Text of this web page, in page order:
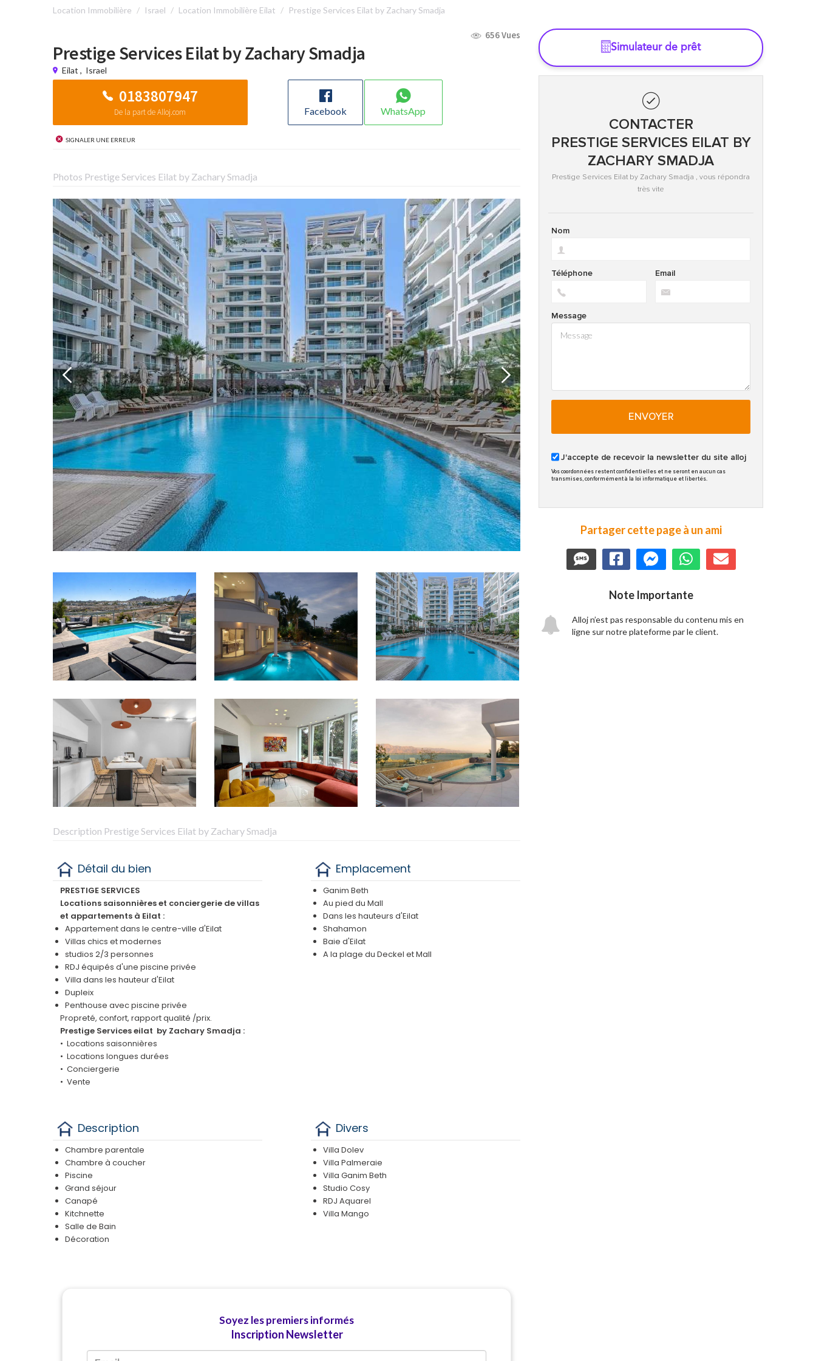
Location Immobilière Israel Location Immobilière Eilat Prestige Services Eilat by Zachary Smadja
656 Vues
Prestige Services Eilat by Zachary Smadja
Eilat , Israel
0183807947
De la part de Alloj.com Facebook WhatsApp
Signaler une erreur
Photos Prestige Services Eilat by Zachary Smadja
Description Prestige Services Eilat by Zachary Smadja
Détail du bien
PRESTIGE SERVICES
Locations saisonnières et conciergerie de villas
et appartements à Eilat :
Appartement dans le centre-ville d'Eilat
Villas chics et modernes
studios 2/3 personnes
RDJ équipés d'une piscine privée
Villa dans les hauteur d'Eilat
Dupleix
Penthouse avec piscine privée
Propreté, confort, rapport qualité /prix.
Prestige Services eilat by Zachary Smadja :
•⁠ ⁠⁠Locations saisonnières
•⁠ ⁠⁠Locations longues durées
•⁠ ⁠⁠Conciergerie
•⁠ ⁠⁠Vente
Emplacement
Ganim Beth
Au pied du Mall
Dans les hauteurs d'Eilat
Shahamon
Baie d'Eilat
A la plage du Deckel et Mall
Description
Chambre parentale
Chambre à coucher
Piscine
Grand séjour
Canapé
Kitchnette
Salle de Bain
Décoration
Divers
Villa Dolev
Villa Palmeraie
Villa Ganim Beth
Studio Cosy
RDJ Aquarel
Villa Mango
Soyez les premiers informés
Inscription Newsletter
Simulateur de prêt
CONTACTER
PRESTIGE SERVICES EILAT BY
ZACHARY SMADJA
Prestige Services Eilat by Zachary Smadja , vous répondra
très vite
Nom
Email
Téléphone
Message
ENVOYER
J'accepte de recevoir la newsletter du site alloj
Vos coordonnées restent confidentielles et ne seront en aucun cas
transmises, conformément à la loi informatique et libertés.
Partager cette page à un ami
Note Importante
Alloj n’est pas responsable du contenu mis en
ligne sur notre plateforme par le client.